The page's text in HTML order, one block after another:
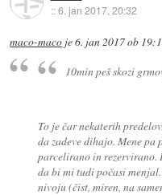
::6. jan 2017, 20:32
maco-maco je6. jan 2017 ob
10min peš skozi
To je čar nekaterih
da zadeve dihajo. Mene pa
parcelirano in rezervirano.
da bi mi tudi počasi
nivoju (čist, miren, na